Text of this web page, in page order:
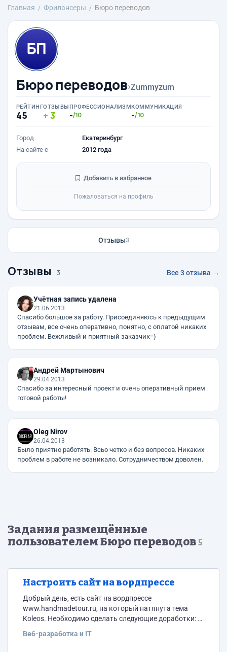
Главная Фрилансеры Бюро переводов
Бюро переводов›Zummyzum
РЕЙТИНГ
45
ОТЗЫВЫ
3
ПРОФЕССИОНАЛИЗМ
-/10
КОММУНИКАЦИЯ
-/10
Город
Екатеринбург
На сайте с
2012 года
Добавить в избранное
Пожаловаться на профиль
Отзывы3
Отзывы · 3 Все 3 отзыва →
Учётная запись удалена
21.06.2013
Спасибо большое за работу. Присоединяюсь к предыдущим
отзывам, все очень оперативно, понятно, с оплатой никаких
проблем. Вежливый и приятный заказчик=)
Андрей Мартынович
29.04.2013
Спасибо за интересный проект и очень оперативный прием
готовой работы!
Oleg Nirov
26.04.2013
Было приятно работять. Всьо четко и без вопросов. Никаких
проблем в работе не возникало. Сотрудничеством доволен.
Задания размещённые
пользователем Бюро переводов 5
Настроить сайт на вордпрессе
Добрый день, есть сайт на вордпрессе
www.handmadetour.ru, на который натянута тема
Koleos. Необходимо сделать следующие доработки: 1.
"Путешествуем самостоятельно" на 2 пункта 2.
Веб-разработка и IT